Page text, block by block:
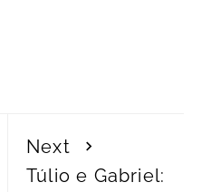
Next
Túlio e Gabriel: